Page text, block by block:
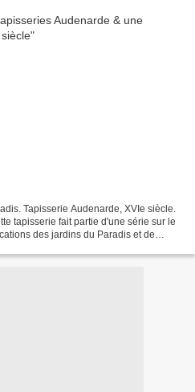
Tapisserie Audenarde, XVIe siècle.
tapisserie fait partie d'une série sur le
des jardins du Paradis et de